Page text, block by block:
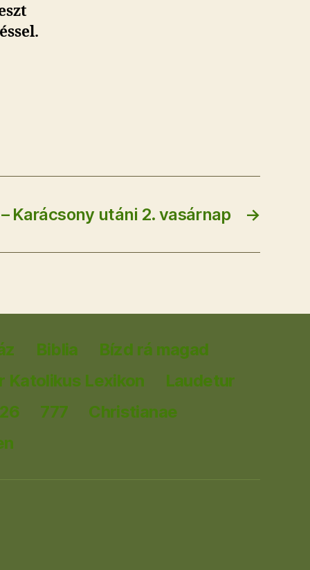
→
Karácsony utáni 2. vasárnap
Biblia
Bízd rá magad
Katolikus Lexikon
Laudetur
777
Christianae